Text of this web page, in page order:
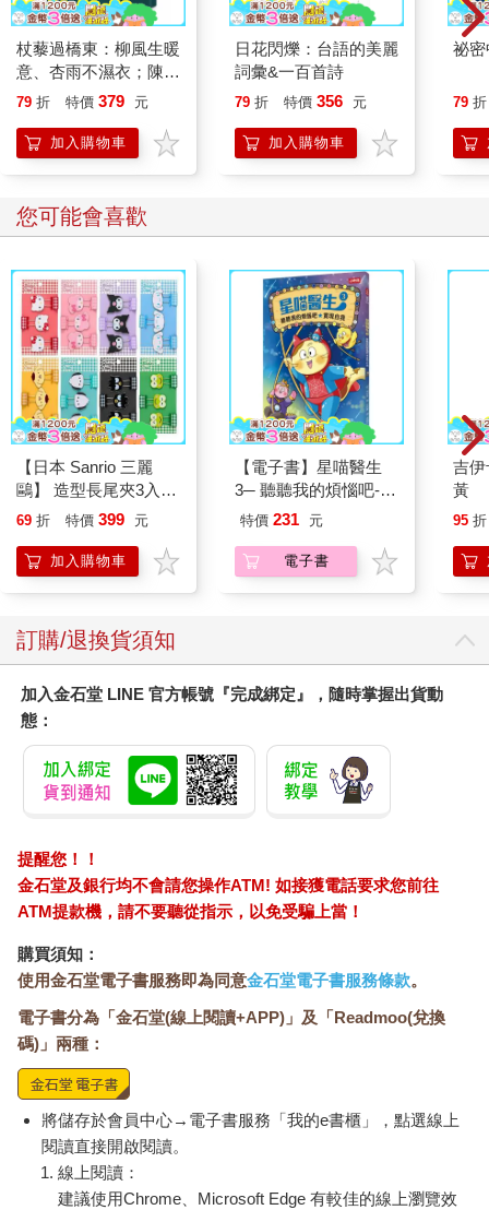
杖藜過橋東：柳風生暖
意、杏雨不濕衣；陳亮
恭談以心轉境的適齡漫
79 折 特價 379 元
加入購物車
日花閃爍：台語的美麗
詞彙&一百首詩
79 折 特價 356 元
加入購物車
祕
79 折
您可能會喜歡
【日本 Sanrio 三麗
鷗】 造型長尾夾3入組
(8款可選) 凱蒂貓 Hello
企鵝
69 折 特價 399 元
加入購物車
【電子書】星喵醫生
3─ 聽聽我的煩惱吧-實
現自我
特價 231 元
電子書
吉
黃
95 折
訂購/退換貨須知
加入金石堂 LINE 官方帳號『完成綁定』，隨時掌握出貨動
態：
提醒您！！
金石堂及銀行均不會請您操作ATM! 如接獲電話要求您前往
ATM提款機，請不要聽從指示，以免受騙上當！
購買須知：
使用金石堂電子書服務即為同意金石堂電子書服務條款。
電子書分為「金石堂(線上閱讀+APP)」及「Readmoo(兌換
碼)」兩種：
將儲存於會員中心→電子書服務「我的e書櫃」，點選線上
閱讀直接開啟閱讀。
線上閱讀：
建議使用Chrome、Microsoft Edge 有較佳的線上瀏覽效